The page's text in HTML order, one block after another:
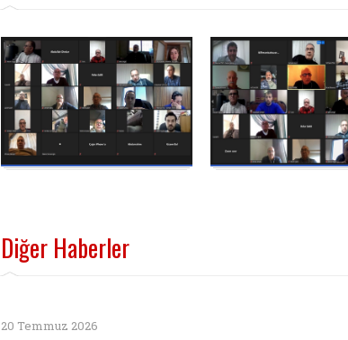
Diğer Haberler
20 Temmuz 2026